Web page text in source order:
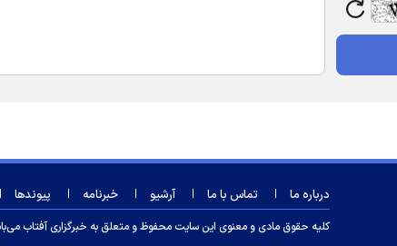
درباره ما تماس با ما آرشیو خبرنامه پیوندها
کلیه حقوق مادی و معنوی این سایت محفوظ و متعلق به خبرگزاری آفتاب